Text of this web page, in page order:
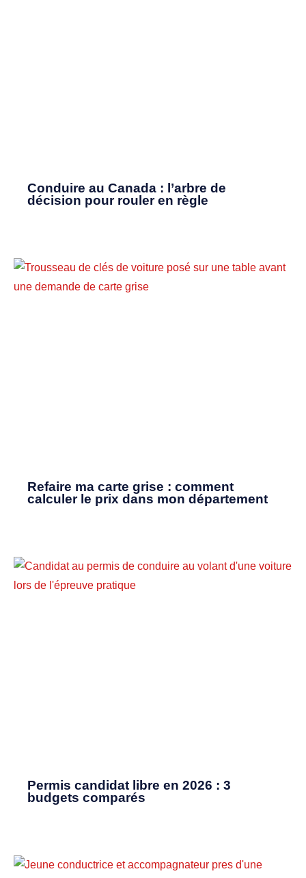
Conduire au Canada : l’arbre de
décision pour rouler en règle
Refaire ma carte grise : comment
calculer le prix dans mon département
Permis candidat libre en 2026 : 3
budgets comparés